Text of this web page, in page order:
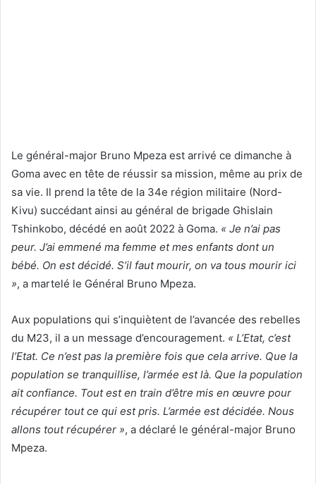
Le général-major Bruno Mpeza est arrivé ce dimanche à
Goma avec en tête de réussir sa mission, même au prix de
sa vie. Il prend la tête de la 34e région militaire (Nord-
Kivu) succédant ainsi au général de brigade Ghislain
Tshinkobo, décédé en août 2022 à Goma. « Je n’ai pas
peur. J’ai emmené ma femme et mes enfants dont un
bébé. On est décidé. S’il faut mourir, on va tous mourir ici
», a martelé le Général Bruno Mpeza.
Aux populations qui s’inquiètent de l’avancée des rebelles
du M23, il a un message d’encouragement. « L’Etat, c’est
l’Etat. Ce n’est pas la première fois que cela arrive. Que la
population se tranquillise, l’armée est là. Que la population
ait confiance. Tout est en train d’être mis en œuvre pour
récupérer tout ce qui est pris. L’armée est décidée. Nous
allons tout récupérer », a déclaré le général-major Bruno
Mpeza.